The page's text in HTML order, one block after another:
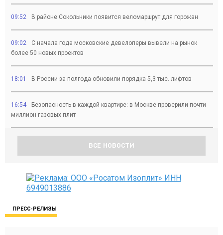
09:52 В районе Сокольники появится веломаршрут для горожан
09:02
С начала года московские девелоперы вывели на рынок
более 50 новых проектов
18:01 В России за полгода обновили порядка 5,3 тыс. лифтов
16:54
Безопасность в каждой квартире: в Москве проверили почти
миллион газовых плит
ВСЕ НОВОСТИ
ПРЕСС-РЕЛИЗЫ